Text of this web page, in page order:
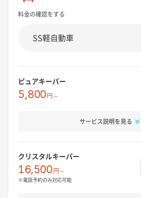
料金の確認をする
ピュアキーパー
5,800円～
サービス説明を見る
クリスタルキーパー
16,500円～
※電話予約のみ対応可能